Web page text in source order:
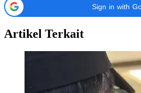
Sign in with
Artikel Terkait